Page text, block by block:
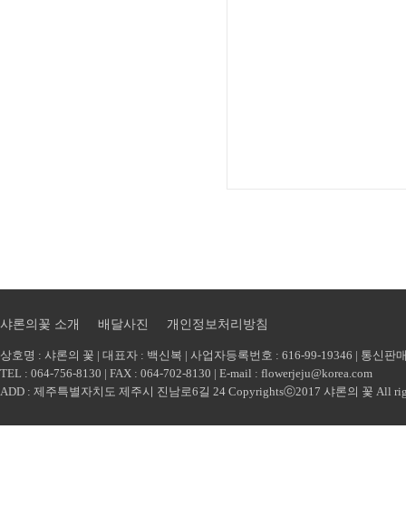
샤론의꽃 소개 배달사진 개인정보처리방침
상호명 : 샤론의 꽃 | 대표자 : 백신복 | 사업자등록번호 : 616-99-19346 | 통신판
TEL : 064-756-8130 | FAX : 064-702-8130 | E-mail : flowerjeju@korea.com
ADD : 제주특별자치도 제주시 진남로6길 24 Copyrightsⓒ2017 샤론의 꽃 All